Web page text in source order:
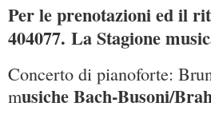
Per le prenotazioni ed il
404077. La Stagione
Concerto di pianoforte:
musiche Bach-Busoni/